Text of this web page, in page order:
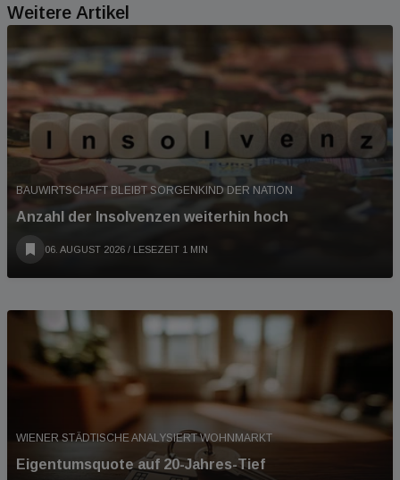
Weitere Artikel
BAUWIRTSCHAFT BLEIBT SORGENKIND DER NATION
Anzahl der Insolvenzen weiterhin hoch
06. AUGUST 2026 / LESEZEIT 1 MIN
WIENER STÄDTISCHE ANALYSIERT WOHNMARKT
Eigentumsquote auf 20-Jahres-Tief